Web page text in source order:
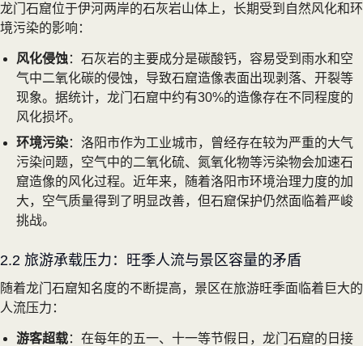
龙门石窟位于伊河两岸的石灰岩山体上，长期受到自然风化和环
境污染的影响：
风化侵蚀：石灰岩的主要成分是碳酸钙，容易受到雨水和空
气中二氧化碳的侵蚀，导致石窟造像表面出现剥落、开裂等
现象。据统计，龙门石窟中约有30%的造像存在不同程度的
风化损坏。
环境污染：洛阳市作为工业城市，曾经存在较为严重的大气
污染问题，空气中的二氧化硫、氮氧化物等污染物会加速石
窟造像的风化过程。近年来，随着洛阳市环境治理力度的加
大，空气质量得到了明显改善，但石窟保护仍然面临着严峻
挑战。
2.2 旅游承载压力：旺季人流与景区容量的矛盾
随着龙门石窟知名度的不断提高，景区在旅游旺季面临着巨大的
人流压力：
游客超载：在每年的五一、十一等节假日，龙门石窟的日接